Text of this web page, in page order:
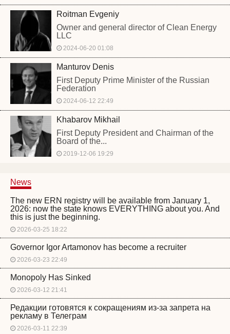
Roitman Evgeniy
Owner and general director of Clean Energy
LLC
2024-06-20 01:08
Manturov Denis
First Deputy Prime Minister of the Russian
Federation
2024-06-12 22:49
Khabarov Mikhail
First Deputy President and Chairman of the
Board of the...
2019-12-06 19:29
News
The new ERN registry will be available from January 1,
2026: now the state knows EVERYTHING about you. And
this is just the beginning.
2026-03-25 18:22
Governor Igor Artamonov has become a recruiter
2026-03-23 22:49
Monopoly Has Sinked
2026-03-12 21:41
Редакции готовятся к сокращениям из-за запрета на
рекламу в Телеграм
2026-03-11 22:39